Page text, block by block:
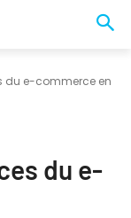
du e-commerce en
du e-